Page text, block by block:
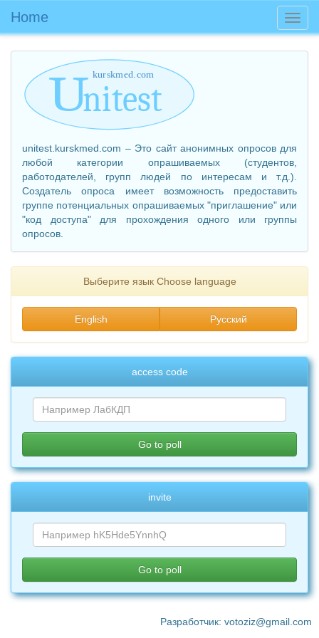
Home
unitest.kurskmed.com – Это сайт анонимных опросов для
любой категории опрашиваемых (студентов,
работодателей, групп людей по интересам и т.д.).
Создатель опроса имеет возможность предоставить
группе потенциальных опрашиваемых "приглашение" или
"код доступа" для прохождения одного или группы
опросов.
Выберите язык Choose language
English Русский
access code
invite
Разработчик: votoziz@gmail.com